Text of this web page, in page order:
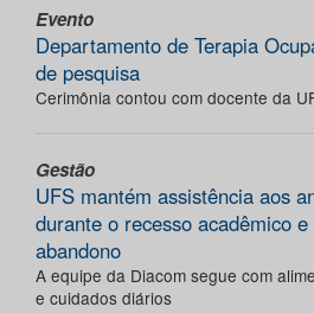
Evento
Departamento de Terapia
de pesquisa
Cerimônia contou com docente da
Gestão
UFS mantém assistência aos
durante o recesso acadêmico
abandono
A equipe da Diacom segue com
e cuidados diários